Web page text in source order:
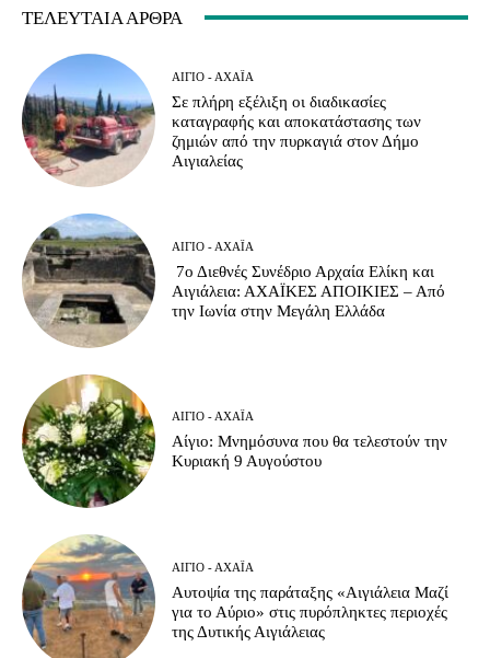
ΤΕΛΕΥΤΑΊΑ ΆΡΘΡΑ
ΑΊΓΙΟ - ΑΧΑΪ́Α
Σε πλήρη εξέλιξη οι διαδικασίες
καταγραφής και αποκατάστασης των
ζημιών από την πυρκαγιά στον Δήμο
Αιγιαλείας
ΑΊΓΙΟ - ΑΧΑΪ́Α
7ο Διεθνές Συνέδριο Αρχαία Ελίκη και
Αιγιάλεια: ΑΧΑΪΚΕΣ ΑΠΟΙΚΙΕΣ – Από
την Ιωνία στην Μεγάλη Ελλάδα
ΑΊΓΙΟ - ΑΧΑΪ́Α
Αίγιο: Μνημόσυνα που θα τελεστούν την
Κυριακή 9 Αυγούστου
ΑΊΓΙΟ - ΑΧΑΪ́Α
Αυτοψία της παράταξης «Αιγιάλεια Μαζί
για το Αύριο» στις πυρόπληκτες περιοχές
της Δυτικής Αιγιάλειας